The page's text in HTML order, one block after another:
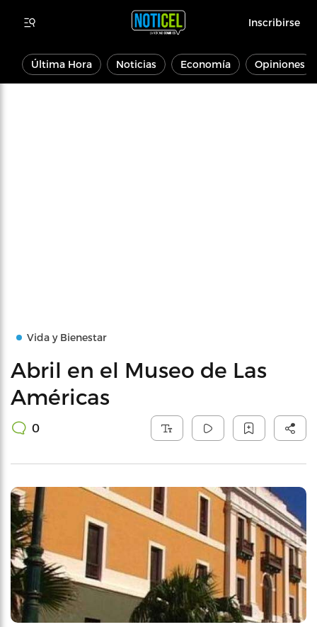
Inscribirse
Última Hora Noticias Economía Opiniones
Vida y Bienestar
Abril en el Museo de Las
Américas
0